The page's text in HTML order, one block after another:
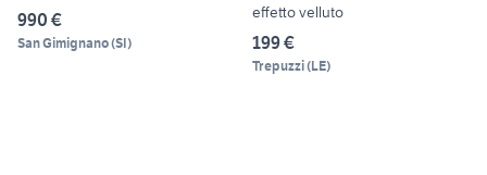
990 €
San Gimignano(SI)
effetto velluto
199 €
Trepuzzi(LE)